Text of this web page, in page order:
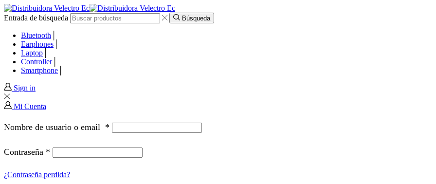
Entrada de búsqueda Búsqueda
Bluetooth
Earphones
Laptop
Controller
Smartphone
Sign in
Mi Cuenta
Nombre de usuario o email *
Contraseña *
¿Contraseña perdida?